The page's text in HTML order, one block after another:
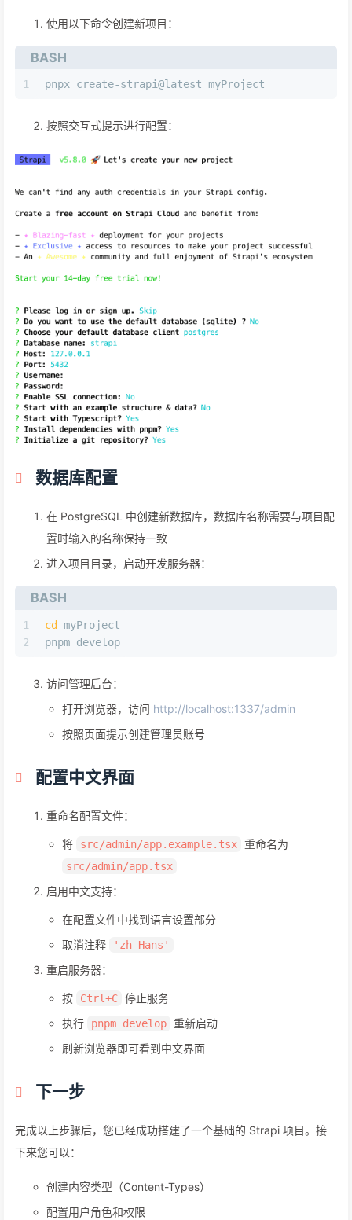
使用以下命令创建新项目：
BASH
1 pnpx create-strapi@latest myProject
按照交互式提示进行配置：
数据库配置
在 PostgreSQL 中创建新数据库，数据库名称需要与项目配
置时输入的名称保持一致
进入项目目录，启动开发服务器：
BASH
1
2
cd myProject
pnpm develop
访问管理后台：
打开浏览器，访问 http://localhost:1337/admin
按照页面提示创建管理员账号
配置中文界面
重命名配置文件：
将 src/admin/app.example.tsx 重命名为
src/admin/app.tsx
启用中文支持：
在配置文件中找到语言设置部分
取消注释
'zh-Hans'
重启服务器：
按 Ctrl+C 停止服务
执行
pnpm develop 重新启动
刷新浏览器即可看到中文界面
下一步
完成以上步骤后，您已经成功搭建了一个基础的 Strapi 项目。接
下来您可以：
创建内容类型（Content-Types）
配置用户角色和权限